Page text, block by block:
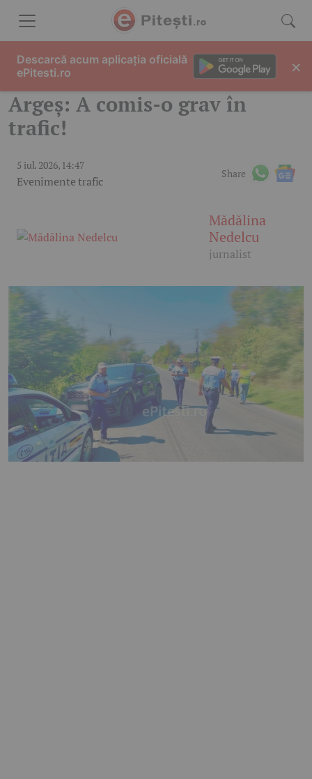
Argeș: A comis-o grav în
trafic!
5 iul. 2026, 14:47
Evenimente trafic
Share
Mădălina
Nedelcu
jurnalist
Descarcă acum aplicația oficială
ePitesti.ro
×